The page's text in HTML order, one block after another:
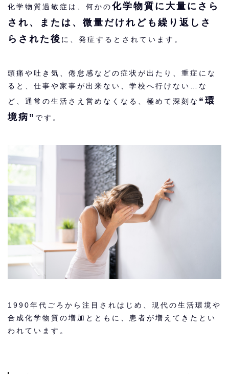
化学物質過敏症は、何かの化学物質に大量にさら
され、または、微量だけれども繰り返しさ
らされた後 に、発症するとされています。
頭痛や吐き気、倦怠感などの症状が出たり、重症にな
ると、仕事や家事が出来ない、学校へ行けない…な
ど、通常の生活さえ営めなくなる、極めて深刻な “環
境病” です。
1990年代ごろから注目されはじめ、現代の生活環境や
合成化学物質の増加とともに、患者が増えてきたとい
われています。